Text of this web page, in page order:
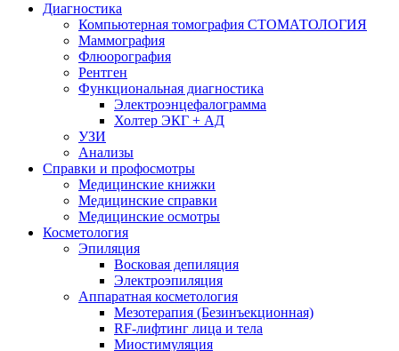
Диагностика
Компьютерная томография СТОМАТОЛОГИЯ
Маммография
Флюорография
Рентген
Функциональная диагностика
Электроэнцефалограмма
Холтер ЭКГ + АД
УЗИ
Анализы
Справки и профосмотры
Медицинские книжки
Медицинские справки
Медицинские осмотры
Косметология
Эпиляция
Восковая депиляция
Электроэпиляция
Аппаратная косметология
Мезотерапия (Безинъекционная)
RF-лифтинг лица и тела
Миостимуляция